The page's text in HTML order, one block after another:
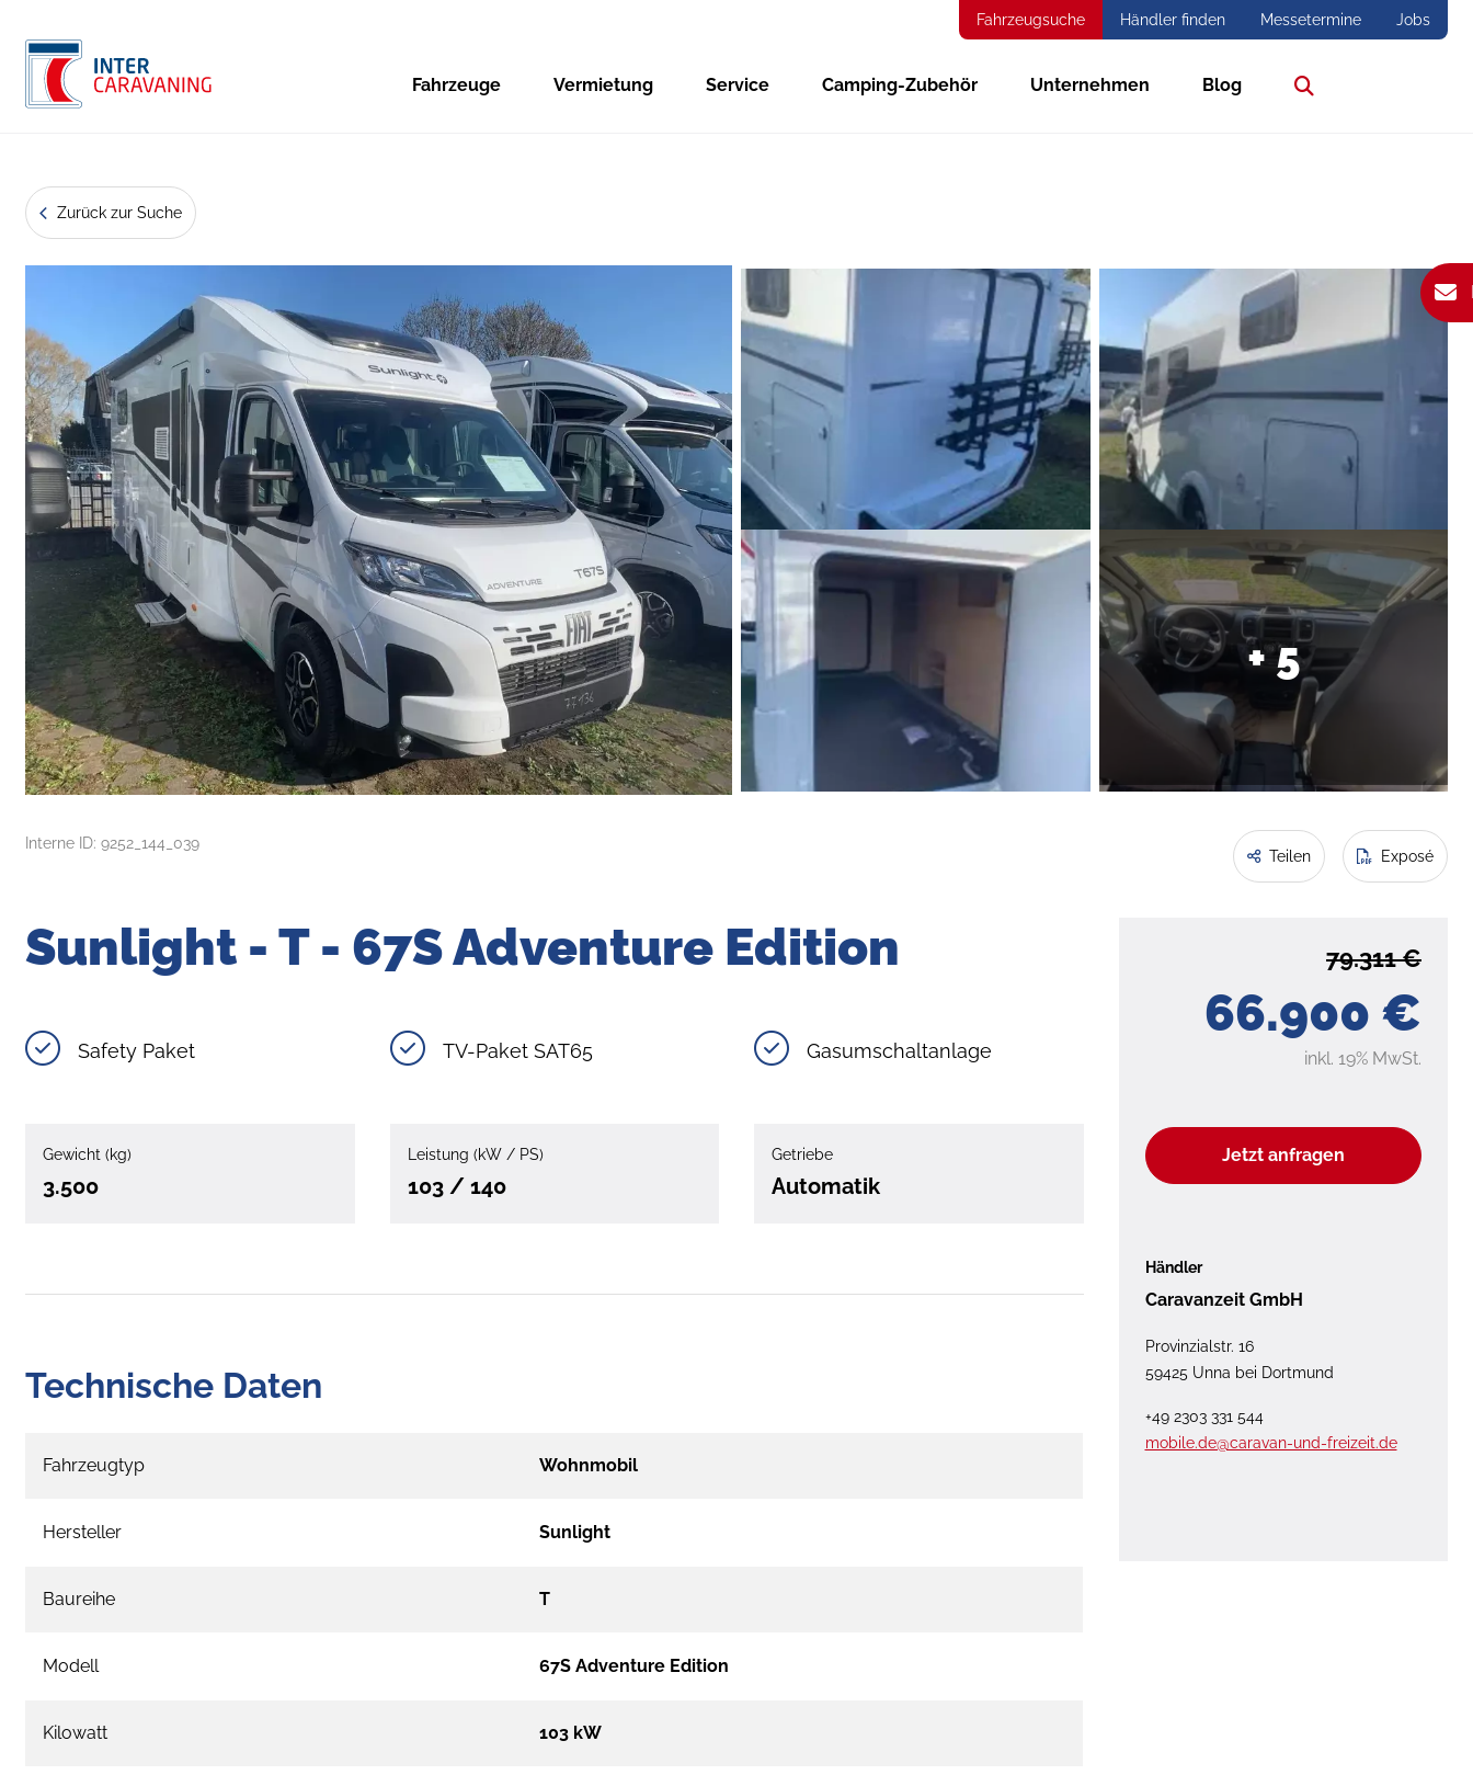
Fahrzeugsuche Händler finden Messetermine Jobs
Fahrzeuge Vermietung Service Camping-Zubehör Unternehmen Blog
Zurück zur Suche
+ 5
Interne ID: 9252_144_039
Teilen Exposé
66.900 €
79.311 €
inkl. 19% MwSt.
Jetzt anfragen
Händler
Caravanzeit GmbH
Provinzialstr. 16
59425 Unna bei Dortmund
+49 2303 331 544
mobile.de@caravan-und-freizeit.de
Sunlight - T - 67S Adventure Edition
Safety Paket TV-Paket SAT65 Gasumschaltanlage
Gewicht (kg)
3.500
Leistung (kW / PS)
103 / 140
Getriebe
Automatik
Technische Daten
Fahrzeugtyp Wohnmobil
Hersteller Sunlight
Baureihe T
Modell 67S Adventure Edition
Kilowatt 103 kW